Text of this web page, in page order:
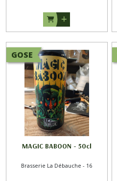
GOSE
MAGIC BABOON - 50cl
Brasserie La Débauche - 16
Brasserie
Outer
Range
-
74
(3)
du
Flamand